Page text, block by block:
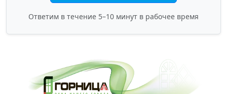
Ответим в течение 5–10 минут в рабочее время